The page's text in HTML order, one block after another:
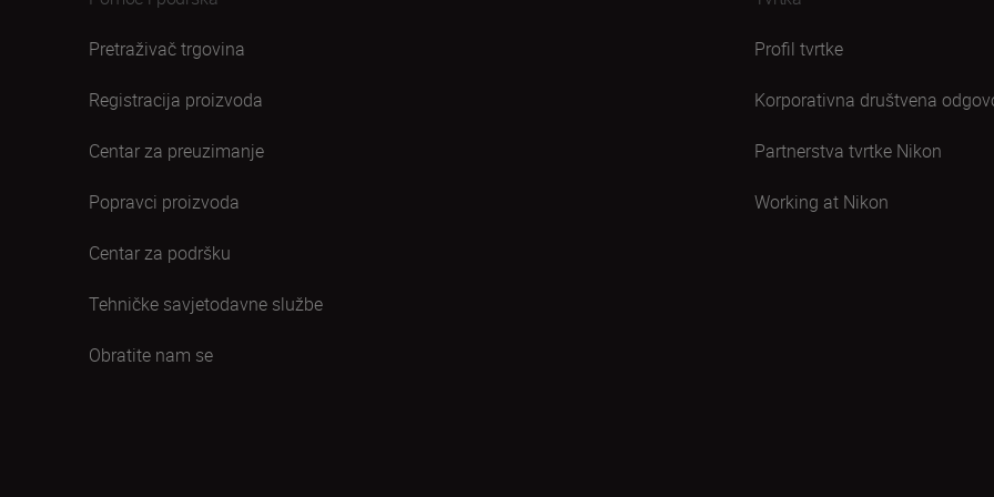
Pretraživač trgovina
Registracija proizvoda
Centar za preuzimanje
Popravci proizvoda
Centar za podršku
Tehničke savjetodavne službe
Obratite nam se
Profil tvrtke
Korporativna društvena
Partnerstva tvrtke Nikon
Working at Nikon